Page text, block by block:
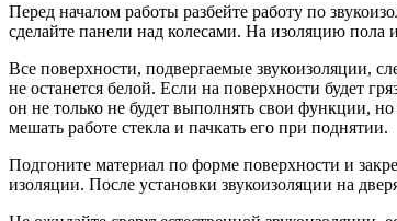
Перед началом работы разбейте работу по
сделайте панели над колесами. На изоляцию пола
Все поверхности, подвергаемые звукоизоляции,
не останется белой. Если на поверхности будет
он не только не будет выполнять свои функции, но
мешать работе стекла и пачкать его при поднятии.
Подгоните материал по форме поверхности и
изоляции. После установки звукоизоляции на